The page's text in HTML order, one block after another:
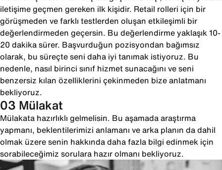
iletişime geçmen gereken ilk kişidir. Retail rolleri için bir
görüşmeden ve farklı testlerden oluşan etkileşimli bir
değerlendirmeden geçersin. Bu değerlendirme yaklaşık 10-
20 dakika sürer. Başvurduğun pozisyondan bağımsız
olarak, bu süreçte seni daha iyi tanımak istiyoruz. Bu
nedenle, nasıl birinci sınıf hizmet sunacağını ve seni
benzersiz kılan özelliklerini çekinmeden bize anlatmanı
bekliyoruz.
03 Mülakat
Mülakata hazırlıklı gelmelisin. Bu aşamada araştırma
yapmanı, beklentilerimizi anlamanı ve arka planın da dahil
olmak üzere senin hakkında daha fazla bilgi edinmek için
sorabileceğimiz sorulara hazır olmanı bekliyoruz.